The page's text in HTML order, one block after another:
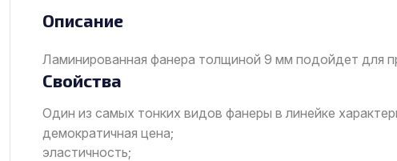
Описание
Ламинированная фанера толщиной 9 мм подойдет для
Свойства
Один из самых тонких видов фанеры в линейке
демократичная цена;
эластичность;